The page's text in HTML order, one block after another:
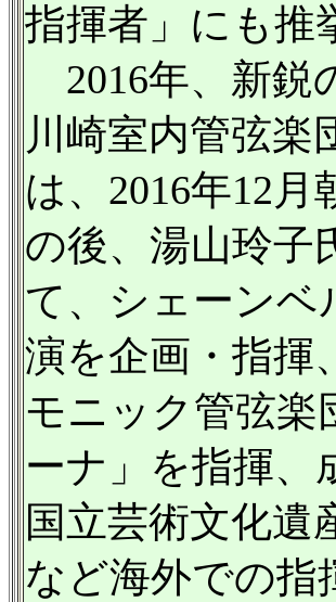
指揮者」にも推
2016年、新鋭
川崎室内管弦楽
は、2016年12
の後、湯山玲子
て、シェーンベ
演を企画・指揮
モニック管弦楽
ーナ」を指揮、
国立芸術文化遺
など海外での指